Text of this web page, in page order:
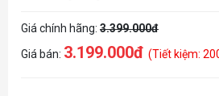
Giá chính hãng: 3.399.000đ
Giá bán: 3.199.000đ (Tiết kiệm: